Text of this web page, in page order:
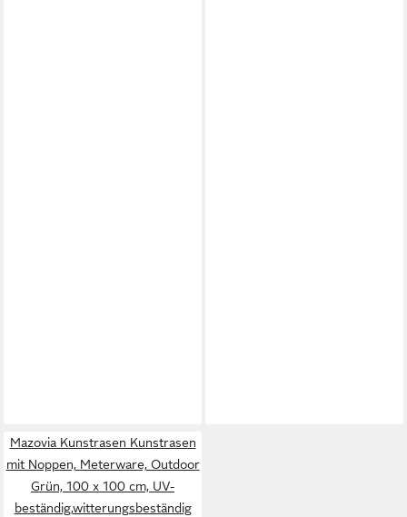
Mazovia Kunstrasen Kunstrasen
mit Noppen, Meterware, Outdoor
Grün, 100 x 100 cm, UV-
beständig,witterungsbeständig